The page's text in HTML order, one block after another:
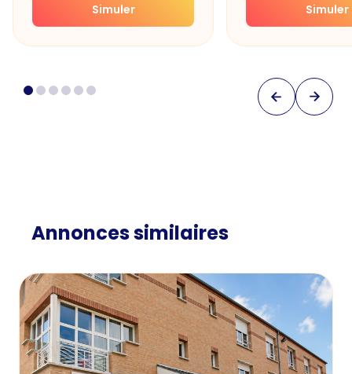
Simuler Simuler
Annonces similaires